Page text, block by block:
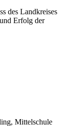
des Landkreises
Erfolg der
Mittelschule